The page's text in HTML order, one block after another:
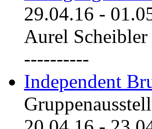
29.04.16 -
Aurel
----------
Independent